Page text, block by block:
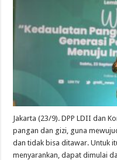
Jakarta (23/9). DPP LDII dan
pangan dan gizi, guna
dan tidak bisa ditawar. Untuk
menyarankan, dapat dimulai